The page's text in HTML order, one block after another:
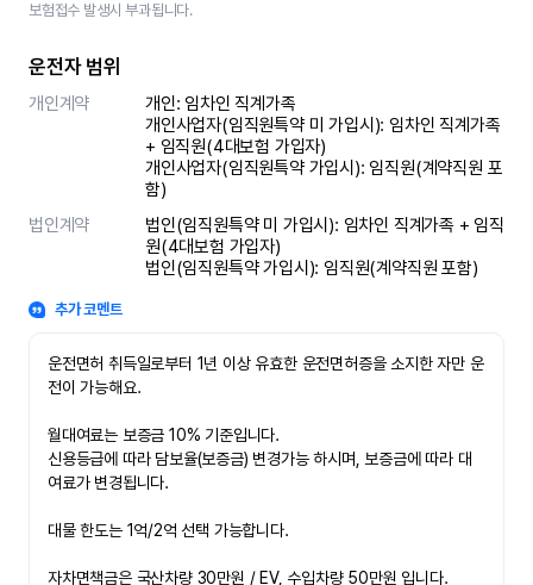
보험접수 발생시 부과됩니다.
운전자 범위
개인계약
개인: 임차인 직계가족
개인사업자(임직원특약 미 가입시): 임차인 직계가족
+ 임직원(4대보험 가입자)
개인사업자(임직원특약 가입시): 임직원(계약직원 포
함)
법인계약
법인(임직원특약 미 가입시): 임차인 직계가족 + 임직
원(4대보험 가입자)
법인(임직원특약 가입시): 임직원(계약직원 포함)
추가 코멘트
운전면허 취득일로부터 1년 이상 유효한 운전면허증을 소지한 자만 운
전이 가능해요.
월대여료는 보증금 10% 기준입니다.
신용등급에 따라 담보율(보증금) 변경가능 하시며, 보증금에 따라 대
여료가 변경됩니다.
대물 한도는 1억/2억 선택 가능합니다.
자차면책금은 국산차량 30만원 / EV, 수입차량 50만원 입니다.